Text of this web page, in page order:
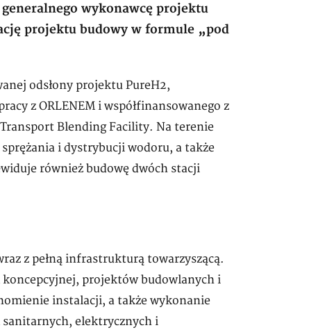
wykonawcę projektu
projektu budowy w formule „pod
odsłony projektu PureH2,
z ORLENEM i współfinansowanego z
Blending Facility. Na terenie
sprężania i dystrybucji wodoru, a także
również budowę dwóch stacji
z pełną infrastrukturą towarzyszącą.
projektów budowlanych i
instalacji, a także wykonanie
elektrycznych i